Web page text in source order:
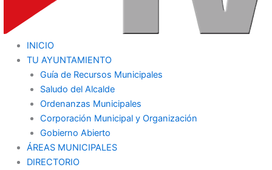
INICIO
TU AYUNTAMIENTO
Guía de Recursos Municipales
Saludo del Alcalde
Ordenanzas Municipales
Corporación Municipal y Organización
Gobierno Abierto
ÁREAS MUNICIPALES
DIRECTORIO